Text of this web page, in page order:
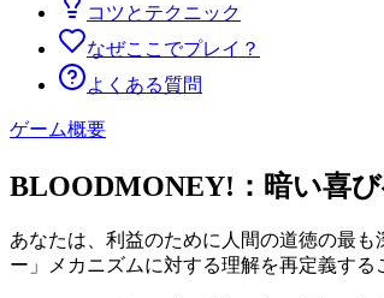
コツとテクニック
なぜここでプレイ？
よくある質問
ゲーム概要
BLOODMONEY!：暗い喜び
あなたは、利益のために人間の道徳の最
ー」メカニズムに対する理解を再定義する